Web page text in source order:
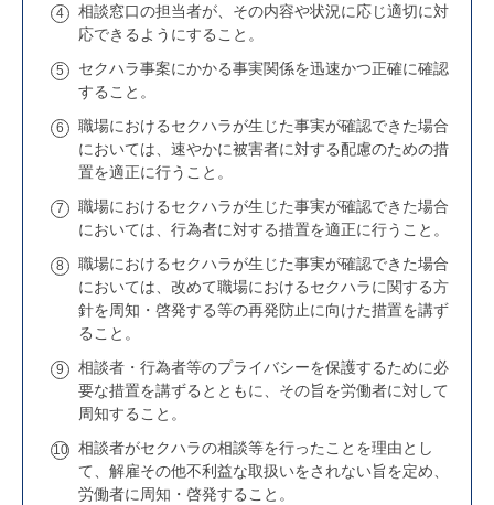
相談窓口の担当者が、その内容や状況に応じ適切に対
応できるようにすること。
セクハラ事案にかかる事実関係を迅速かつ正確に確認
すること。
職場におけるセクハラが生じた事実が確認できた場合
においては、速やかに被害者に対する配慮のための措
置を適正に行うこと。
職場におけるセクハラが生じた事実が確認できた場合
においては、行為者に対する措置を適正に行うこと。
職場におけるセクハラが生じた事実が確認できた場合
においては、改めて職場におけるセクハラに関する方
針を周知・啓発する等の再発防止に向けた措置を講ず
ること。
相談者・行為者等のプライバシーを保護するために必
要な措置を講ずるとともに、その旨を労働者に対して
周知すること。
相談者がセクハラの相談等を行ったことを理由とし
て、解雇その他不利益な取扱いをされない旨を定め、
労働者に周知・啓発すること。